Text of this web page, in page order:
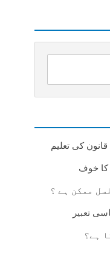
کی تعلیم
کا خوف
ممکن ہے ؟
تعبیر
ہے؟